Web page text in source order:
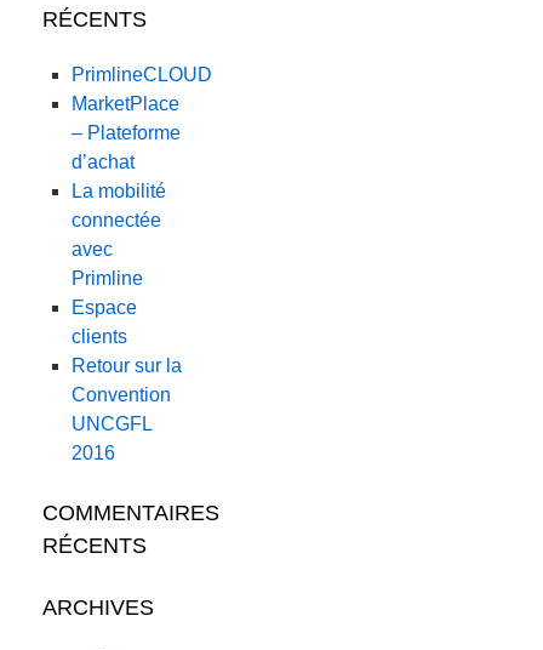
RÉCENTS
PrimlineCLOUD
MarketPlace
– Plateforme
d’achat
La mobilité
connectée
avec
Primline
Espace
clients
Retour sur la
Convention
UNCGFL
2016
COMMENTAIRES
RÉCENTS
ARCHIVES